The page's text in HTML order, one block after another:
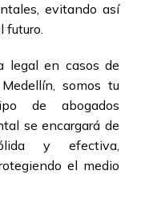
evitando así
futuro.
legal en casos de
somos tu
de abogados
se encargará de
y efectiva,
el medio